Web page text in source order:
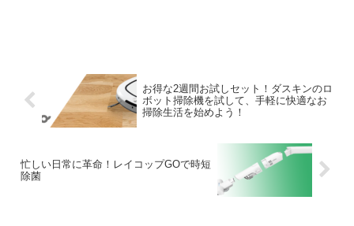
お得な2週間お試しセット！ダスキンのロ
ボット掃除機を試して、手軽に快適なお
掃除生活を始めよう！
忙しい日常に革命！レイコップGOで時短
除菌